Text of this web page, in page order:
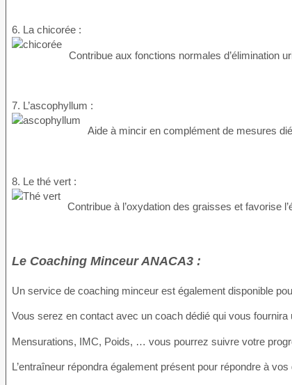
6. La chicorée :
Contribue aux fonctions normales d’élimination
7. L’ascophyllum :
Aide à mincir en complément de mesures
8. Le thé vert :
Contribue à l’oxydation des graisses et favorise
Le Coaching Minceur ANACA3 :
Un service de coaching minceur est également disponible
Vous serez en contact avec un coach dédié qui vous
Mensurations, IMC, Poids, … vous pourrez suivre votre
L’entraîneur répondra également présent pour répondre à